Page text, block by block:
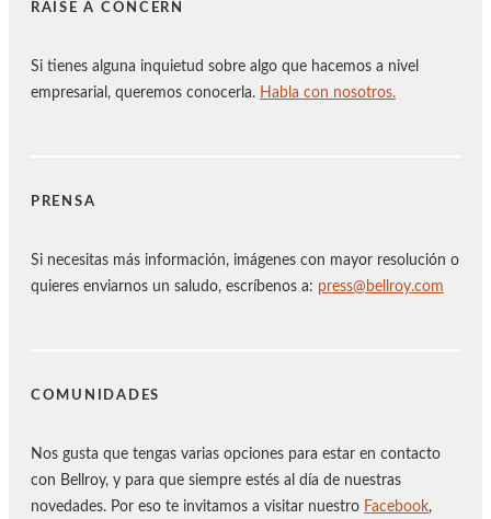
RAISE A CONCERN
Si tienes alguna inquietud sobre algo que hacemos a nivel
empresarial, queremos conocerla. Habla con nosotros.
PRENSA
Si necesitas más información, imágenes con mayor resolución o
quieres enviarnos un saludo, escríbenos a: press@bellroy.com
COMUNIDADES
Nos gusta que tengas varias opciones para estar en contacto
con Bellroy, y para que siempre estés al día de nuestras
novedades. Por eso te invitamos a visitar nuestro Facebook,